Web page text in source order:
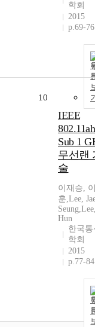
학회
2015
p.69-76
10
IEEE
802.11ah
Sub 1
무선랜
술
이재승,
훈,Lee,
Hun
한국통
학회
2015
p.77-84